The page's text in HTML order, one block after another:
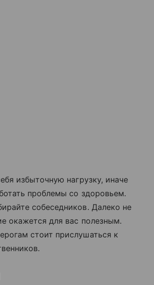
избыточную нагрузку, иначе
проблемы со здоровьем.
собеседников. Далеко не
окажется для вас полезным.
стоит прислушаться к